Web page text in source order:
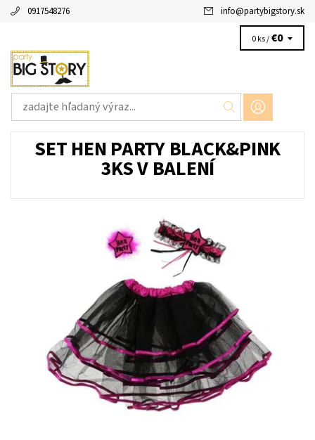
0917548276 info@partybigstory.sk
0 ks /€0
SET HEN PARTY BLACK&PINK
3KS V BALENÍ